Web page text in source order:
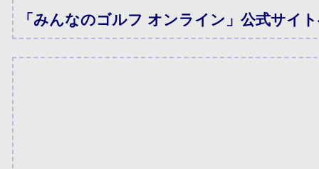
「みんなのゴルフ オンライン」公式サイ